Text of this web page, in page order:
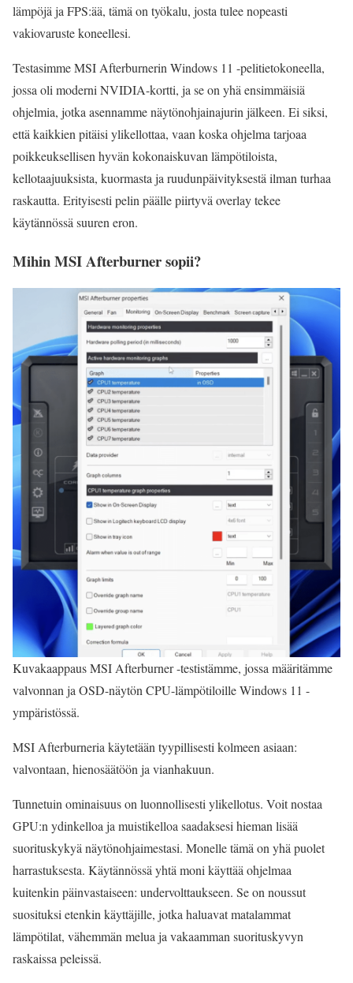
lämpöjä ja FPS:ää, tämä on työkalu, josta tulee nopeasti
vakiovaruste koneellesi.
Testasimme MSI Afterburnerin Windows 11 -pelitietokoneella,
jossa oli moderni NVIDIA-kortti, ja se on yhä ensimmäisiä
ohjelmia, jotka asennamme näytönohjainajurin jälkeen. Ei siksi,
että kaikkien pitäisi ylikellottaa, vaan koska ohjelma tarjoaa
poikkeuksellisen hyvän kokonaiskuvan lämpötiloista,
kellotaajuuksista, kuormasta ja ruudunpäivityksestä ilman turhaa
raskautta. Erityisesti pelin päälle piirtyvä overlay tekee
käytännössä suuren eron.
Mihin MSI Afterburner sopii?
Kuvakaappaus MSI Afterburner -testistämme, jossa määritämme
valvonnan ja OSD-näytön CPU-lämpötiloille Windows 11 -
ympäristössä.
MSI Afterburneria käytetään tyypillisesti kolmeen asiaan:
valvontaan, hienosäätöön ja vianhakuun.
Tunnetuin ominaisuus on luonnollisesti ylikellotus. Voit nostaa
GPU:n ydinkelloa ja muistikelloa saadaksesi hieman lisää
suorituskykyä näytönohjaimestasi. Monelle tämä on yhä puolet
harrastuksesta. Käytännössä yhtä moni käyttää ohjelmaa
kuitenkin päinvastaiseen: undervolttaukseen. Se on noussut
suosituksi etenkin käyttäjille, jotka haluavat matalammat
lämpötilat, vähemmän melua ja vakaamman suorituskyvyn
raskaissa peleissä.